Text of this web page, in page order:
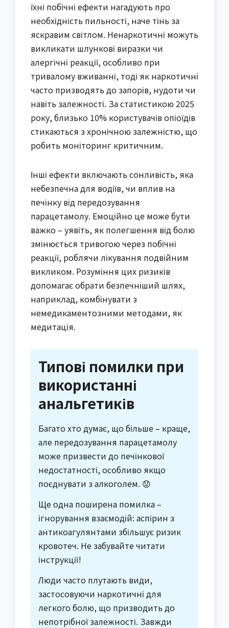
їхні побічні ефекти нагадують про
необхідність пильності, наче тінь за
яскравим світлом. Ненаркотичні можуть
викликати шлункові виразки чи
алергічні реакції, особливо при
тривалому вживанні, тоді як наркотичні
часто призводять до запорів, нудоти чи
навіть залежності. За статистикою 2025
року, близько 10% користувачів опіоїдів
стикаються з хронічною залежністю, що
робить моніторинг критичним.
Інші ефекти включають сонливість, яка
небезпечна для водіїв, чи вплив на
печінку від передозування
парацетамолу. Емоційно це може бути
важко – уявіть, як полегшення від болю
змінюється тривогою через побічні
реакції, роблячи лікування подвійним
викликом. Розуміння цих ризиків
допомагає обрати безпечніший шлях,
наприклад, комбінувати з
немедикаментозними методами, як
медитація.
Типові помилки при
використанні
анальгетиків
Багато хто думає, що більше – краще,
але передозування парацетамолу
може призвести до печінкової
недостатності, особливо якщо
поєднувати з алкоголем. 😟
Ще одна поширена помилка –
ігнорування взаємодій: аспірин з
антикоагулянтами збільшує ризик
кровотеч. Не забувайте читати
інструкції!
Люди часто плутають види,
застосовуючи наркотичні для
легкого болю, що призводить до
непотрібної залежності. Завжди